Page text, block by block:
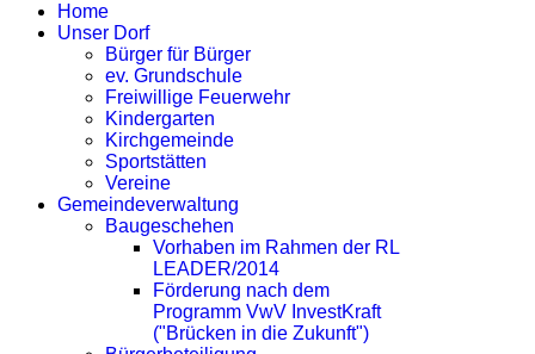
Home
Unser Dorf
Bürger für Bürger
ev. Grundschule
Freiwillige Feuerwehr
Kindergarten
Kirchgemeinde
Sportstätten
Vereine
Gemeindeverwaltung
Baugeschehen
Vorhaben im Rahmen der RL
LEADER/2014
Förderung nach dem
Programm VwV InvestKraft
("Brücken in die Zukunft")